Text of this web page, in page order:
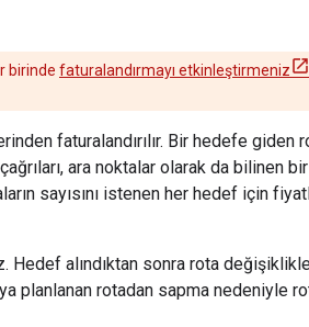
birinde faturalandırmayı etkinleştirmeniz
faturalandırılır. Bir hedefe giden
ara noktalar olarak da bilinen
sayısını istenen her hedef için
Hedef alındıktan sonra rota
planlanan rotadan sapma nedeniyle